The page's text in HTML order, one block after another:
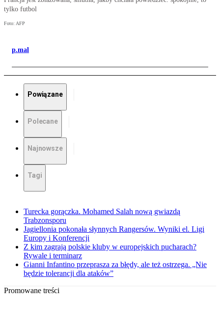
tylko futbol
Foto: AFP
p.mal
Powiązane
Polecane
Najnowsze
Tagi
Turecka gorączka. Mohamed Salah nową gwiazdą
Trabzonsporu
Jagiellonia pokonała słynnych Rangersów. Wyniki el. Ligi
Europy i Konferencji
Z kim zagrają polskie kluby w europejskich pucharach?
Rywale i terminarz
Gianni Infantino przeprasza za błędy, ale też ostrzega. „Nie
będzie tolerancji dla ataków”
Promowane treści